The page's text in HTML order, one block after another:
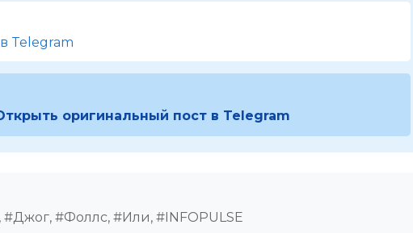
Telegram
оригинальный пост в Telegram
#Фоллс, #Или, #INFOPULSE